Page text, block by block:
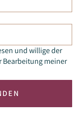
und willige der
Bearbeitung meiner